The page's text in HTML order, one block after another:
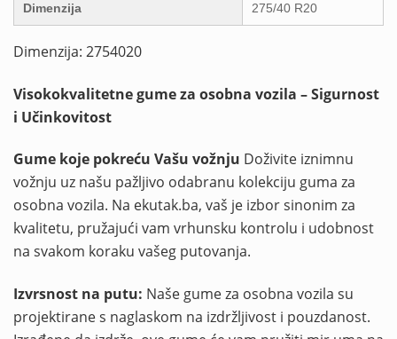
Dimenzija 275/40 R20
Dimenzija: 2754020
Visokokvalitetne gume za osobna vozila – Sigurnost
i Učinkovitost
Gume koje pokreću Vašu vožnju Doživite iznimnu
vožnju uz našu pažljivo odabranu kolekciju guma za
osobna vozila. Na ekutak.ba, vaš je izbor sinonim za
kvalitetu, pružajući vam vrhunsku kontrolu i udobnost
na svakom koraku vašeg putovanja.
Izvrsnost na putu: Naše gume za osobna vozila su
projektirane s naglaskom na izdržljivost i pouzdanost.